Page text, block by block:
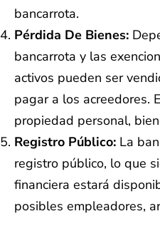
bancarrota.
Pérdida De Bienes:
bancarrota y las
activos pueden ser
pagar a los acreedores.
propiedad personal,
Registro Público: La
registro público, lo que
financiera estará
posibles empleadores,